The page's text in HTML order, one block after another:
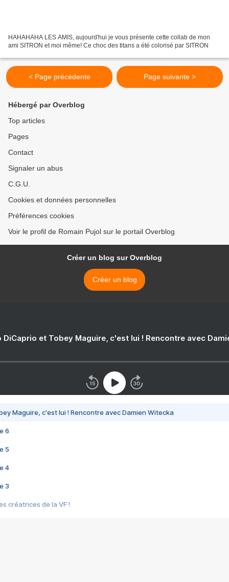
HAHAHAHA LES AMIS, aujourd'hui je vous présente cette collab de mon
ami SITRON et moi même! Ce choc des titans a été colorisé par SITRON
< Page précédente Page suivante >
Hébergé par Overblog
Top articles
Pages
Contact
Signaler un abus
C.G.U.
Cookies et données personnelles
Préférences cookies
Voir le profil de Romain Pujol sur le portail Overblog
Créer un blog sur Overblog
Créer un blog
DiCaprio et Tobey Maguire, c'est lui ! Rencontre avec
Maguire, c'est lui ! Rencontre avec Damien Witecka
6
5
4
3
créatrices de la VF !